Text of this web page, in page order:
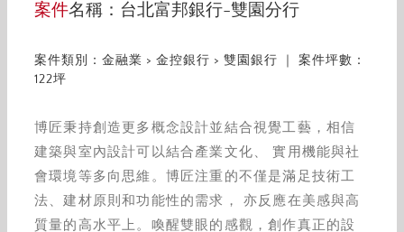
案件名稱：台北富邦銀行-雙園分行
案件類別：金融業 > 金控銀行 > 雙園銀行 ｜ 案件坪數：
122坪
博匠秉持創造更多概念設計並結合視覺工藝，相信
建築與室內設計可以結合產業文化、 實用機能與社
會環境等多向思維。博匠注重的不僅是滿足技術工
法、建材原則和功能性的需求， 亦反應在美感與高
質量的高水平上。喚醒雙眼的感觀，創作真正的設